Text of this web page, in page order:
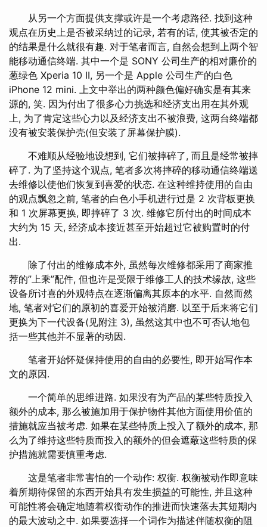
从另一个方面提供支撑或许是一个考虑路径. 找到这种
观点在历史上是否被采纳过的记录, 若有的话, 使其被否定的
的结果是什么就很有趣. 对于笔者而言, 自然会想到上两个智
能移动通信终端. 其中一个是 SONY 公司生产的相对廉价的
葱绿色 Xperia 10 II, 另一个是 Apple 公司生产的白色
iPhone 12 mini. 上文中举出的两种颜色偏好确实是有其来
源的, 笑. 因为付出了很多心力挑选和经济支出用在其外观
上, 为了肯定这些心力以及经济支出不被浪费, 这两台终端都
没有被安装保护壳(但安装了屏幕保护膜).
不难顺从经验地设想到, 它们被摔碎了, 而且是经常被摔
碎了. 为了坚持这个观点, 笔者多次将摔碎的移动通信终端送
去维修以使他们恢复到喜爱的状态. 在这种维持使用的自由
的观点飘忽之前, 笔者的白色小手机进行过是 2 次背板更换
和 1 次屏幕更换, 即摔碎了 3 次. 维修它所付出的时间成本
大约为 15 天, 经济成本接近甚至开始超过它被购置时的付
出.
除了付出的维修成本外, 虽然每次维修都采用了商家推
荐的”上乘”配件, 但也许是受限于维修工人的技术缘故, 这些
设备所讨喜的外观特点在逐渐偏离其原本的水平. 自然而然
地, 笔者对它们的原初的喜爱开始被消磨. 以至于后来将它们
更换为下一代设备(见附注 3), 虽然这其中也不可否认地包
括一些其他并不显著的动因.
笔者开始怀疑保持使用的自由的必要性, 即开始写作本
文的原因.
一个简单的思维进路. 如果没有为产品的某些特质投入
额外的成本, 那么被施加用于保护物件其他方面使用价值的
措施就应当被考虑. 如果在某些特质上投入了额外的成本, 那
么为了维持这些特质而投入的额外的但会遮蔽这些特质的保
护措施就需要慎重考虑.
这是笔者非常害怕的一个动作: 权衡. 权衡被动作即意味
着所期待保留的东西开始具有发生损益的可能性, 并且这种
可能性将会确定地随着权衡动作的推进而快速落去其短期内
的最大波动之中. 如果要选择一个词作为描述伴随权衡的阻